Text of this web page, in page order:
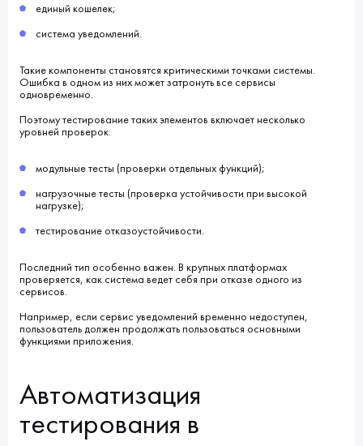
единый кошелек;
система уведомлений.
Такие компоненты становятся критическими точками системы.
Ошибка в одном из них может затронуть все сервисы
одновременно.
Поэтому тестирование таких элементов включает несколько
уровней проверок:
модульные тесты (проверки отдельных функций);
нагрузочные тесты (проверка устойчивости при высокой
нагрузке);
тестирование отказоустойчивости.
Последний тип особенно важен. В крупных платформах
проверяется, как система ведет себя при отказе одного из
сервисов.
Например, если сервис уведомлений временно недоступен,
пользователь должен продолжать пользоваться основными
функциями приложения.
Автоматизация
тестирования в